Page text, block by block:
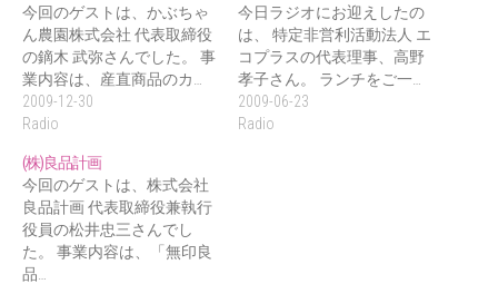
今回のゲストは、かぶちゃ
ん農園株式会社 代表取締役
の鏑木 武弥さんでした。 事
業内容は、産直商品のカ…
2009-12-30
Radio
今日ラジオにお迎えしたの
は、 特定非営利活動法人 エ
コプラスの代表理事、高野
孝子さん。 ランチをご一…
2009-06-23
Radio
(株)良品計画
今回のゲストは、株式会社
良品計画 代表取締役兼執行
役員の松井忠三さんでし
た。 事業内容は、「無印良
品…